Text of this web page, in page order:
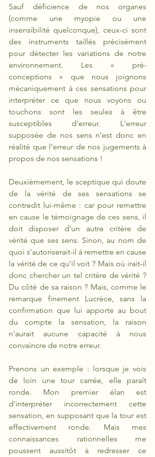
Sauf déficience de nos organes
(comme une myopie ou une
insensibilité quelconque), ceux-ci sont
des instruments taillés précisément
pour détecter les variations de notre
environnement. Les «
pré-
conceptions » que nous joignons
mécaniquement à ces sensations pour
interpréter ce que nous voyons ou
touchons sont les seules à être
susceptibles d'erreur. L'erreur
supposée de nos sens n'est donc en
réalité que l'erreur de nos jugements à
propos de nos sensations !
Deuxièmement, le sceptique qui doute
de la vérité de ses sensations se
contredit lui-même : car pour remettre
en cause le témoignage de ces sens, il
doit disposer d'un autre critère de
vérité que ses sens. Sinon, au nom de
quoi s'autoriserait-il à remettre en cause
la vérité de ce qu'il voit ? Mais où irait-il
donc chercher un tel critère de vérité ?
Du côté de sa raison ? Mais, comme le
remarque finement Lucrèce, sans la
confirmation que lui apporte au bout
du compte la sensation, la raison
n'aurait aucune capacité à nous
convaincre de notre erreur.
Prenons un exemple : lorsque je vois
de loin une tour carrée, elle paraît
ronde. Mon premier élan est
d'interpréter incorrectement cette
sensation, en supposant que la tour est
effectivement ronde. Mais mes
connaissances rationnelles me
poussent aussitôt à redresser ce